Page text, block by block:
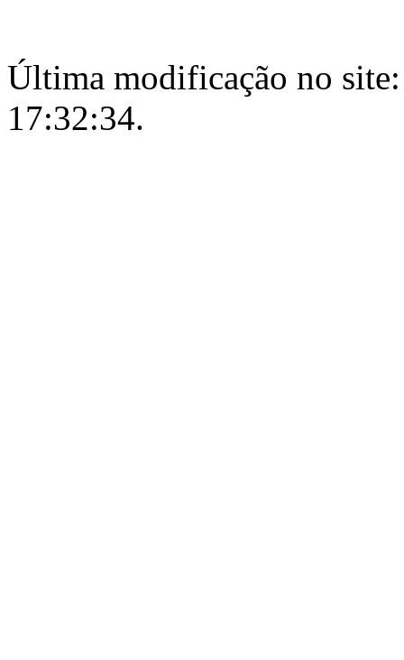
Última modificação no
17:32:34.